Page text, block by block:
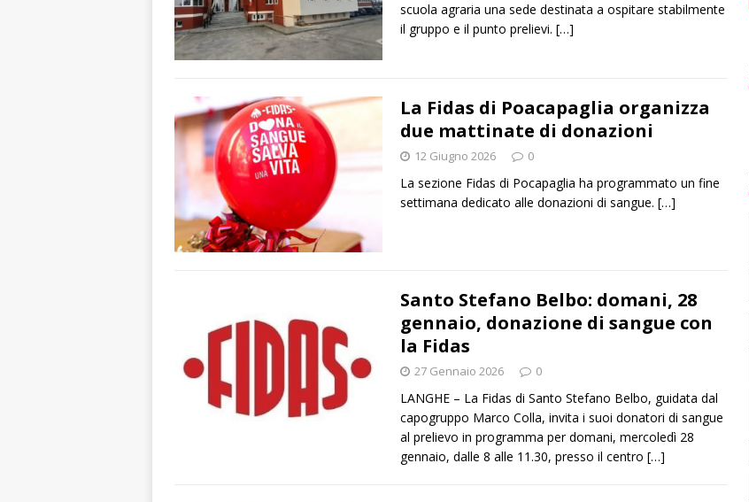
[ 8 Agosto 2026 ]
Alba: lunedì 10 agosto tornano le “Notti del vino”
LANGHE
[ 8 Agosto 2026 ]
Banca di Asti, utile a 26,7 milioni nel primo semestre: cresce la
fiducia dei clienti
ALTRE NOTIZIE
scuola agraria una sede destinata a ospitare stabilmente
il gruppo e il punto prelievi. […]
La Fidas di Poacapaglia organizza
due mattinate di donazioni
12 Giugno 2026 0
La sezione Fidas di Pocapaglia ha programmato un fine
settimana dedicato alle donazioni di sangue. […]
Santo Stefano Belbo: domani, 28
gennaio, donazione di sangue con
la Fidas
27 Gennaio 2026 0
LANGHE – La Fidas di Santo Stefano Belbo, guidata dal
capogruppo Marco Colla, invita i suoi donatori di sangue
al prelievo in programma per domani, mercoledì 28
gennaio, dalle 8 alle 11.30, presso il centro […]